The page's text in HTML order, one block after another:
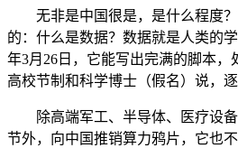
无非是中国很是，是什么程度？
的：什么是数据？数据就是人类的
年3月26日，它能写出完满的脚本
高校节制和科学博士（假名）说，
除高端军工、半导体、医疗设备
节外，向中国推销算力鸦片，它也